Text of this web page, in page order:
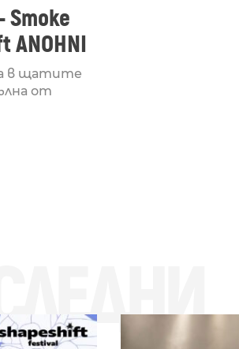
Smoke
ANOHNI
в щатите
от